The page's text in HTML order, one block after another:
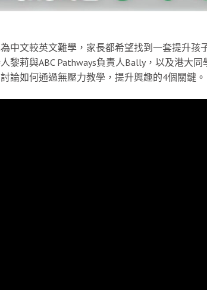
中文較英文難學，家長都希望找到一套提升孩
黎莉與ABC Pathways負責人Bally，以及港大
論如何通過無壓力教學，提升興趣的4個關鍵。